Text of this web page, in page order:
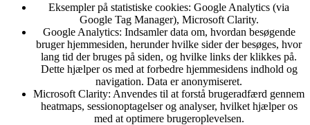
Eksempler på statistiske cookies: Google Analytics (via
Google Tag Manager), Microsoft Clarity.
Google Analytics: Indsamler data om, hvordan besøgende
bruger hjemmesiden, herunder hvilke sider der besøges, hvor
lang tid der bruges på siden, og hvilke links der klikkes på.
Dette hjælper os med at forbedre hjemmesidens indhold og
navigation. Data er anonymiseret.
Microsoft Clarity: Anvendes til at forstå brugeradfærd gennem
heatmaps, sessionoptagelser og analyser, hvilket hjælper os
med at optimere brugeroplevelsen.